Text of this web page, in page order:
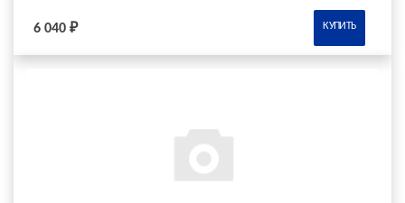
6 040 ₽ КУПИТЬ